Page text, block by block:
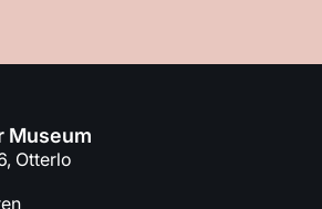
Museum
Otterlo